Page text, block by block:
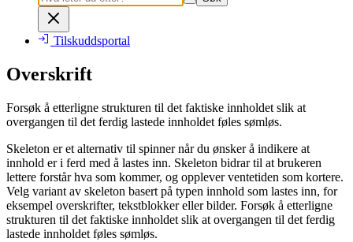
Tilskuddsportal
Overskrift
Forsøk å etterligne strukturen til det faktiske innholdet slik at
overgangen til det ferdig lastede innholdet føles sømløs.
Skeleton er et alternativ til spinner når du ønsker å indikere at
innhold er i ferd med å lastes inn. Skeleton bidrar til at brukeren
lettere forstår hva som kommer, og opplever ventetiden som kortere.
Velg variant av skeleton basert på typen innhold som lastes inn, for
eksempel overskrifter, tekstblokker eller bilder. Forsøk å etterligne
strukturen til det faktiske innholdet slik at overgangen til det ferdig
lastede innholdet føles sømløs.